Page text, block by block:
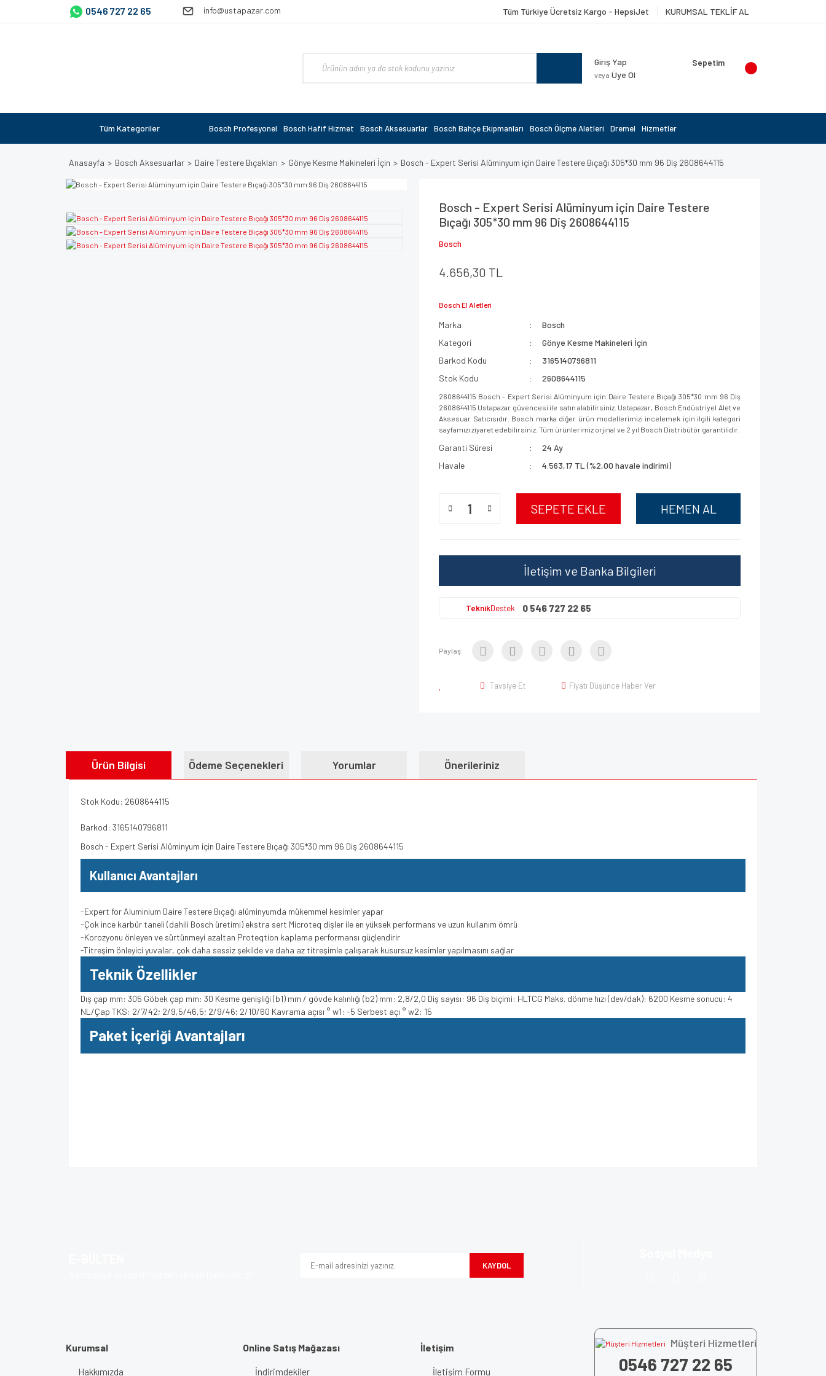
0546 727 22 65 info@ustapazar.com Tüm Türkiye Ücretsiz Kargo - HepsiJet KURUMSAL TEKLİF AL
Giriş Yap
veya Üye Ol
Sepetim
Tüm Kategoriler Bosch Profesyonel Bosch Hafif Hizmet Bosch Aksesuarlar Bosch Bahçe Ekipmanları Bosch Ölçme Aletleri Dremel Hizmetler
Anasayfa Bosch Aksesuarlar Daire Testere Bıçakları Gönye Kesme Makineleri İçin Bosch - Expert Serisi Alüminyum için Daire Testere Bıçağı 305*30 mm 96 Diş 2608644115
Bosch - Expert Serisi Alüminyum için Daire Testere
Bıçağı 305*30 mm 96 Diş 2608644115
Bosch
4.656,30 TL
Bosch El Aletleri
Marka
Bosch
Kategori
Gönye Kesme Makineleri İçin
Barkod Kodu
3165140796811
Stok Kodu
2608644115
2608644115 Bosch - Expert Serisi Alüminyum için Daire Testere Bıçağı 305*30 mm 96 Diş
2608644115 Ustapazar güvencesi ile satın alabilirsiniz. Ustapazar, Bosch Endüstriyel Alet ve
Aksesuar Satıcısıdır. Bosch marka diğer ürün modellerimizi incelemek için ilgili kategori
sayfamızı ziyaret edebilirsiniz. Tüm ürünlerimiz orjinal ve 2 yıl Bosch Distribütör garantilidir.
Garanti Süresi
24 Ay
Havale
4.563,17 TL (%2,00 havale indirimi)
SEPETE EKLE HEMEN AL
İletişim ve Banka Bilgileri
TeknikDestek 0 546 727 22 65
Paylaş:
Tavsiye Et Fiyatı Düşünce Haber Ver
Ürün Bilgisi Ödeme Seçenekleri Yorumlar Önerileriniz
Stok Kodu: 2608644115
Barkod: 3165140796811
Bosch - Expert Serisi Alüminyum için Daire Testere Bıçağı 305*30 mm 96 Diş 2608644115
Kullanıcı Avantajları
-Expert for Aluminium Daire Testere Bıçağı alüminyumda mükemmel kesimler yapar
-Çok ince karbür taneli (dahili Bosch üretimi) ekstra sert Microteq dişler ile en yüksek performans ve uzun kullanım ömrü
-Korozyonu önleyen ve sürtünmeyi azaltan Proteqtion kaplama performansı güçlendirir
-Titreşim önleyici yuvalar, çok daha sessiz şekilde ve daha az titreşimle çalışarak kusursuz kesimler yapılmasını sağlar
Teknik Özellikler
Dış çap mm: 305 Göbek çap mm: 30 Kesme genişliği (b1) mm / gövde kalınlığı (b2) mm: 2,8/2,0 Diş sayısı: 96 Diş biçimi: HLTCG Maks. dönme hızı (dev/dak): 6200 Kesme sonucu: 4
NL/Çap TKS: 2/7/42; 2/9,5/46,5; 2/9/46; 2/10/60 Kavrama açısı ° w1: -5 Serbest açı ° w2: 15
Paket İçeriği Avantajları
KAYDOL
Kurumsal
Hakkımızda
Online Satış Mağazası
İndirimdekiler
İletişim
İletişim Formu
Müşteri Hizmetleri
0546 727 22 65